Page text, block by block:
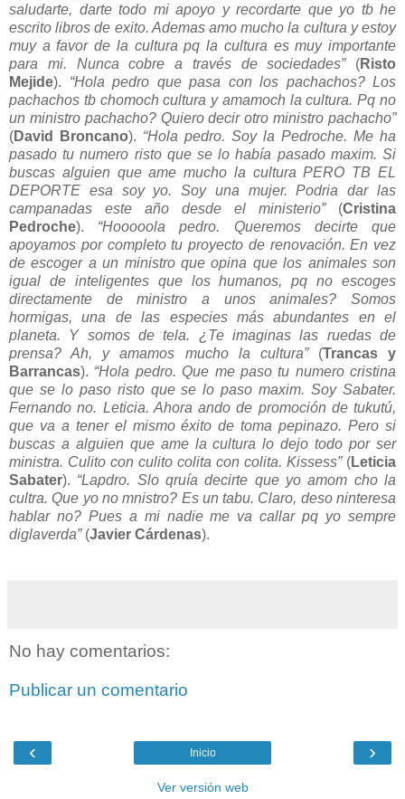
saludarte, darte todo mi apoyo y recordarte que yo tb he
escrito libros de exito. Ademas amo mucho la cultura y estoy
muy a favor de la cultura pq la cultura es muy importante
para mi. Nunca cobre a través de sociedades”(Risto
Mejide). “Hola pedro que pasa con los pachachos? Los
pachachos tb chomoch cultura y amamoch la cultura. Pq no
un ministro pachacho? Quiero decir otro ministro pachacho”
(David Broncano). “Hola pedro. Soy la Pedroche. Me ha
pasado tu numero risto que se lo había pasado maxim. Si
buscas alguien que ame mucho la cultura PERO TB EL
DEPORTE esa soy yo. Soy una mujer. Podria dar las
campanadas este año desde el ministerio”(Cristina
Pedroche). “Hooooola pedro. Queremos decirte que
apoyamos por completo tu proyecto de renovación. En vez
de escoger a un ministro que opina que los animales son
igual de inteligentes que los humanos, pq no escoges
directamente de ministro a unos animales? Somos
hormigas, una de las especies más abundantes en el
planeta. Y somos de tela. ¿Te imaginas las ruedas de
prensa? Ah, y amamos mucho la cultura”(Trancas y
Barrancas). “Hola pedro. Que me paso tu numero cristina
que se lo paso risto que se lo paso maxim. Soy Sabater.
Fernando no. Leticia. Ahora ando de promoción de tukutú,
que va a tener el mismo éxito de toma pepinazo. Pero si
buscas a alguien que ame la cultura lo dejo todo por ser
ministra. Culito con culito colita con colita. Kissess”(Leticia
Sabater). “Lapdro. Slo qruía decirte que yo amom cho la
cultra. Que yo no mnistro? Es un tabu. Claro, deso ninteresa
hablar no? Pues a mi nadie me va callar pq yo sempre
diglaverda”(Javier Cárdenas).
No hay comentarios:
Publicar un comentario
‹ ›
Inicio
Ver versión web